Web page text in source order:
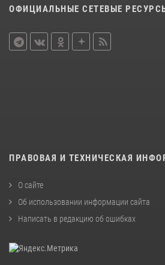
ОФИЦИАЛЬНЫЕ СЕТЕВЫЕ
ПРАВОВАЯ И ТЕХНИЧЕСКАЯ
О сайте
Об использовании информации сайта
Написать в редакцию об ошибках